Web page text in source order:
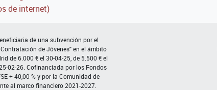
de internet)
de una subvención por el
de Jóvenes" en el ámbito
de 6.000 € el 30-04-25, de 5.500 € el
02-26. Cofinanciada por los Fondos
+ 40,00 % y por la Comunidad de
al marco financiero 2021-2027.